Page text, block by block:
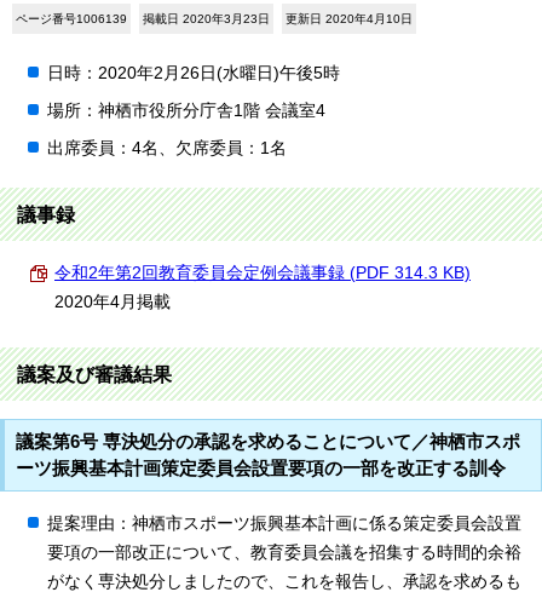
ページ番号1006139 掲載日 2020年3月23日 更新日 2020年4月10日
日時：2020年2月26日(水曜日)午後5時
場所：神栖市役所分庁舎1階 会議室4
出席委員：4名、欠席委員：1名
議事録
令和2年第2回教育委員会定例会議事録 (PDF 314.3 KB)
2020年4月掲載
議案及び審議結果
議案第6号 専決処分の承認を求めることについて／神栖市スポ
ーツ振興基本計画策定委員会設置要項の一部を改正する訓令
提案理由：神栖市スポーツ振興基本計画に係る策定委員会設置
要項の一部改正について、教育委員会議を招集する時間的余裕
がなく専決処分しましたので、これを報告し、承認を求めるも